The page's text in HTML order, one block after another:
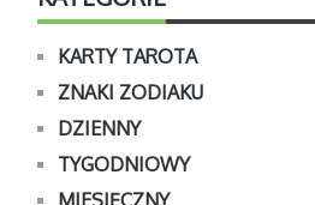
KARTY TAROTA
ZNAKI ZODIAKU
DZIENNY
TYGODNIOWY
MIESIĘCZNY